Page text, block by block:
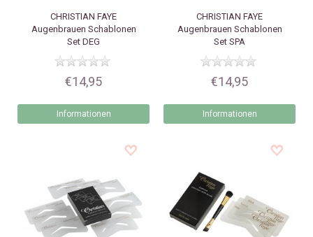
CHRISTIAN FAYE
Augenbrauen Schablonen
Set DEG
€14,95
Informationen
CHRISTIAN FAYE
Augenbrauen Schablonen
Set SPA
€14,95
Informationen